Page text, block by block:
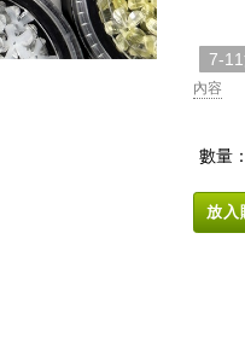
7-
內容
數量：
放入